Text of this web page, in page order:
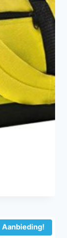
Aanbieding!